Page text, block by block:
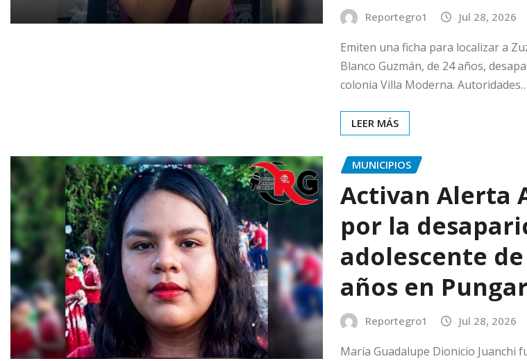
Reportegro1 Jul 28, 2026
Emiten una ficha para localizar a
Blanco Guzmán, de 24 años,
colonia Villa Moderna. Autoridades…
LEER MÁS
MUNICIPIOS
Activan Alerta
por la
adolescente de
años en
Reportegro1 Jul 28, 2026
María Guadalupe Dionicio Juanchi